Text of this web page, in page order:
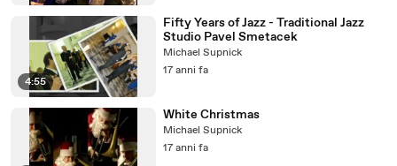
4:55
Fifty Years of Jazz - Traditional Jazz
Studio Pavel Smetacek
Michael Supnick
17 anni fa
White Christmas
Michael Supnick
17 anni fa